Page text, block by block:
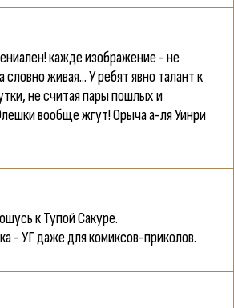
кажде изображение - не
словно живая... У ребят явно талант к
не считая пары пошлых и
вообще жгут! Орыча а-ля Уинри
к Тупой Сакуре.
- УГ даже для комиксов-приколов.